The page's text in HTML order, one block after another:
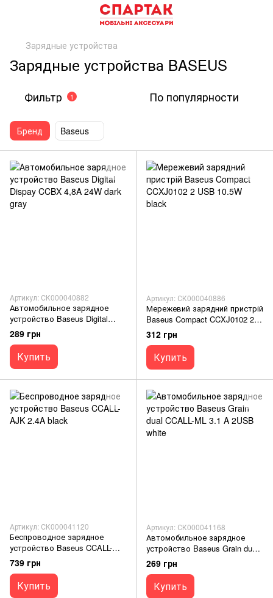
Зарядные устройства
Зарядные устройства BASEUS
Фильтр 1 По популярности
Бренд Baseus
Артикул: СК000040882
Автомобильное зарядное
устройство Baseus Digital
Dispay CCBX 4,8A 24W dark
gray
289 грн
Купить
Артикул: СК000040886
Мережевий зарядний пристрій
Baseus Compact CCXJ0102 2
USB 10.5W black
312 грн
Купить
Артикул: СК000041120
Беспроводное зарядное
устройство Baseus CCALL-
AJK 2.4A black
739 грн
Купить
Артикул: СК000041168
Автомобильное зарядное
устройство Baseus Grain dual
CCALL-ML 3.1 A 2USB white
269 грн
Купить